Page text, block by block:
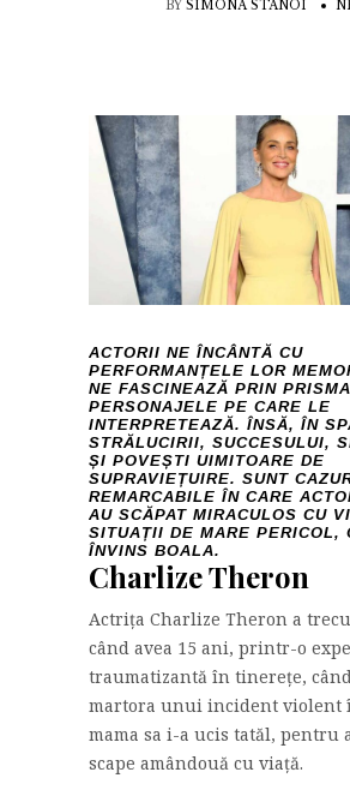
BY SIMONA STANOI
ACTORII NE ÎNCÂNTĂ CU
PERFORMANȚELE LOR
NE FASCINEAZĂ PRIN PRISMA
PERSONAJELE PE CARE LE
INTERPRETEAZĂ. ÎNSĂ, ÎN
STRĂLUCIRII, SUCCESULUI,
ȘI POVEȘTI UIMITOARE DE
SUPRAVIEȚUIRE. SUNT
REMARCABILE ÎN CARE
AU SCĂPAT MIRACULOS CU
SITUAȚII DE MARE PERICOL,
ÎNVINS BOALA.
Charlize Theron
Actrița Charlize Theron a
când avea 15 ani, printr-o
traumatizantă în tinerețe,
martora unui incident violent
mama sa i-a ucis tatăl, pentru
scape amândouă cu viață.